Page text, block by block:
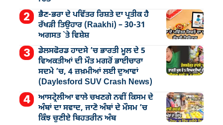
ਭੈਣ-ਭਰਾ ਦੇ ਪਵਿੱਤਰ ਰਿਸ਼ਤੇ ਦਾ ਪ੍ਰਤੀਕ ਹੈ
ਰੱਖੜੀ ਤਿਉਹਾਰ (Raakhi) – 30-31
ਅਗਸਤ `ਤੇ ਵਿਸ਼ੇਸ਼
ਡੇਲਸਫੋਰਡ ਹਾਦਸੇ ’ਚ ਭਾਰਤੀ ਮੂਲ ਦੇ 5
ਵਿਅਕਤੀਆਂ ਦੀ ਮੌਤ ਮਗਰੋਂ ਭਾਈਚਾਰਾ
ਸਦਮੇ ’ਚ, 4 ਜ਼ਖ਼ਮੀਆਂ ਲਈ ਦੁਆਵਾਂ
(Daylesford SUV Crash News)
ਆਸਟ੍ਰੇਲੀਆ ਵਾਲੇ ਚਖਣਗੇ ਨਵੀਂ ਕਿਸਮ ਦੇ
ਅੰਬਾਂ ਦਾ ਸਵਾਦ, ਜਾਣੋ ਅੰਬਾਂ ਦੇ ਮੌਸਮ ’ਚ
ਕਿੰਝ ਚੁਣੀਏ ਬਿਹਤਰੀਨ ਅੰਬ